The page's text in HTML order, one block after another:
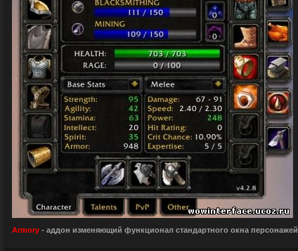
Armory- аддон изменяющий функционал стандартного окна персонажей